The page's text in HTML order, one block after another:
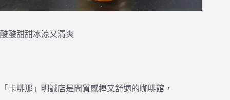
酸酸甜甜冰涼又清爽
「卡啡那」明誠店是間質感棒又舒適的咖啡館，